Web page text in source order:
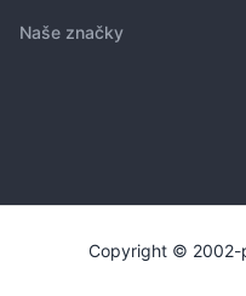
Naše značky
Copyright © 2002-